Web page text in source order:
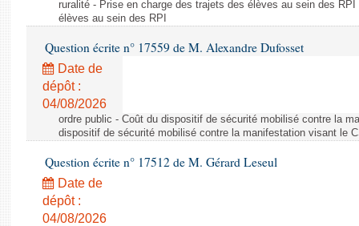
ruralité - Prise en charge des trajets des élèves au sein des
élèves au sein des RPI
Question écrite n° 17559 de M. Alexandre Dufosset
Date de
dépôt :
04/08/2026
ordre public - Coût du dispositif de sécurité mobilisé contre la
dispositif de sécurité mobilisé contre la manifestation visant le
Question écrite n° 17512 de M. Gérard Leseul
Date de
dépôt :
04/08/2026